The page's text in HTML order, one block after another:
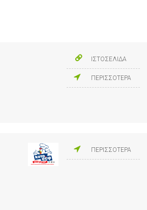
ΙΣΤΟΣΕΛΙΔΑ
ΠΕΡΙΣΣΟΤΕΡΑ
ΠΕΡΙΣΣΟΤΕΡΑ